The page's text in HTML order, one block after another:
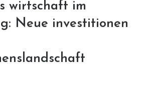
wirtschaft im
Neue investitionen